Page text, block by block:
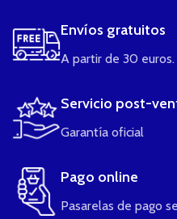
Envíos gratuitos
A partir de 30 euros.
Servicio post-
Garantía oficial
Pago online
Pasarelas de pago